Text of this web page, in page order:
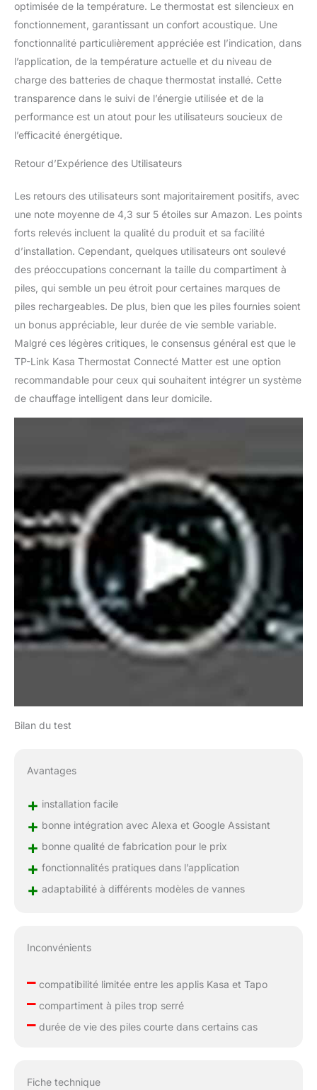
Contrôlez la température
de votre maison de
n'importe où, n'importe
quand avec l'application
des horaires pour
automatiser votre
chauffage qui
UN POUR TOUS -
jusqu'à 32 radiateurs,
avec l'application Kasa,
vous pouvez regrouper
et contrôler tous les
radiateurs, toutes les
pièces sous contrôle
CONFORT PIÈCE PAR
PIÈCE - Réglez la
température idéale dans
chaque pièce
individuellement;
Enregistrez votre
scénario préféré pour
une utilisation future
radiateur par Kasa et
suivez le guide étape par
étape dans l'application
pour l'installation; Vous
pouvez faire tout cela
vous-même sans
aucune difficulté
PROTECTION CONTRE
LE GEL - gardez vos
tuyaux hors gel et votre
maison en sécurité
optimisée de la température. Le thermostat est silencieux en
fonctionnement, garantissant un confort acoustique. Une
fonctionnalité particulièrement appréciée est l’indication, dans
l’application, de la température actuelle et du niveau de
charge des batteries de chaque thermostat installé. Cette
transparence dans le suivi de l’énergie utilisée et de la
performance est un atout pour les utilisateurs soucieux de
l’efficacité énergétique.
Retour d’Expérience des Utilisateurs
Les retours des utilisateurs sont majoritairement positifs, avec
une note moyenne de 4,3 sur 5 étoiles sur Amazon. Les points
forts relevés incluent la qualité du produit et sa facilité
d’installation. Cependant, quelques utilisateurs ont soulevé
des préoccupations concernant la taille du compartiment à
piles, qui semble un peu étroit pour certaines marques de
piles rechargeables. De plus, bien que les piles fournies soient
un bonus appréciable, leur durée de vie semble variable.
Malgré ces légères critiques, le consensus général est que le
TP-Link Kasa Thermostat Connecté Matter est une option
recommandable pour ceux qui souhaitent intégrer un système
de chauffage intelligent dans leur domicile.
Bilan du test
Avantages
+ installation facile
+ bonne intégration avec Alexa et Google Assistant
+ bonne qualité de fabrication pour le prix
+ fonctionnalités pratiques dans l’application
+ adaptabilité à différents modèles de vannes
Inconvénients
–compatibilité limitée entre les applis Kasa et Tapo
–compartiment à piles trop serré
–durée de vie des piles courte dans certains cas
Fiche technique